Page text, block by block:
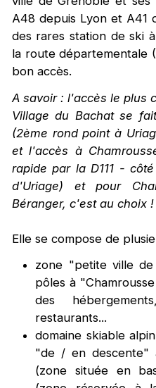
A48 depuis Lyon et A41
des rares station de ski
la route départementale
bon accès.
A savoir : l'accès le plus
Village du Bachat se
(2ème rond point à
et l'accès à
rapide par la D111 -
d'Uriage) et pour
Béranger, c'est au choix !
Elle se compose de
zone "petite ville
pôles à
des
restaurants...
domaine skiable
"de / en descente"
(zone située en